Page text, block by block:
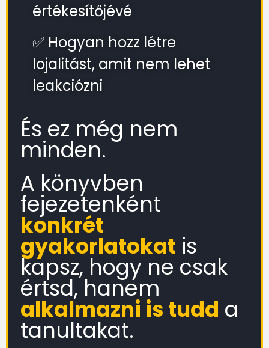
értékesítőjévé
✅ Hogyan hozz létre
lojalitást, amit nem lehet
leakciózni
És ez még nem
minden.
A könyvben
fejezetenként
konkrét
gyakorlatokat is
kapsz, hogy ne csak
értsd, hanem
alkalmazni is tudd a
tanultakat.